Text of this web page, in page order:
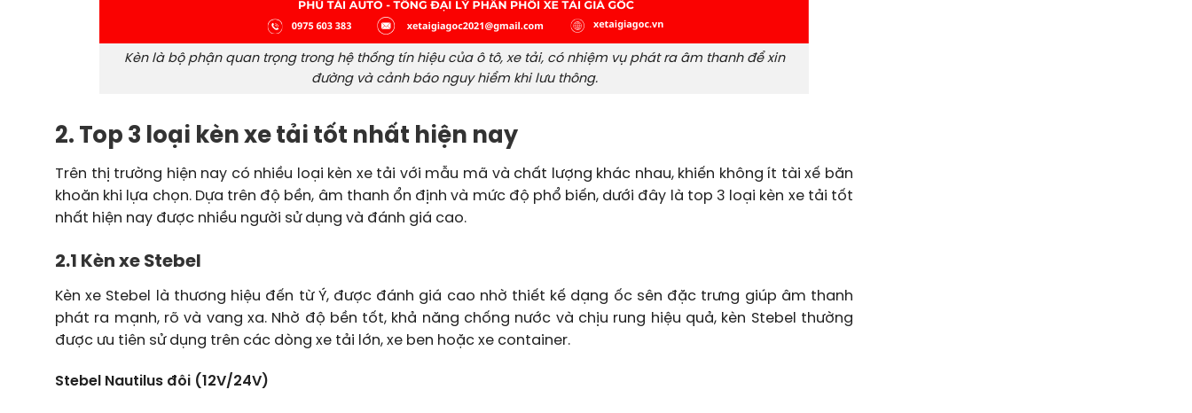
Kèn là bộ phận quan trọng trong hệ thống tín hiệu của ô tô, xe tải, có nhiệm vụ phát ra âm thanh để xin
đường và cảnh báo nguy hiểm khi lưu thông.
2. Top 3 loại kèn xe tải tốt nhất hiện nay
Trên thị trường hiện nay có nhiều loại kèn xe tải với mẫu mã và chất lượng khác nhau, khiến không ít tài xế băn
khoăn khi lựa chọn. Dựa trên độ bền, âm thanh ổn định và mức độ phổ biến, dưới đây là top 3 loại kèn xe tải tốt
nhất hiện nay được nhiều người sử dụng và đánh giá cao.
2.1 Kèn xe Stebel
Kèn xe Stebel là thương hiệu đến từ Ý, được đánh giá cao nhờ thiết kế dạng ốc sên đặc trưng giúp âm thanh
phát ra mạnh, rõ và vang xa. Nhờ độ bền tốt, khả năng chống nước và chịu rung hiệu quả, kèn Stebel thường
được ưu tiên sử dụng trên các dòng xe tải lớn, xe ben hoặc xe container.
Stebel Nautilus đôi (12V/24V)